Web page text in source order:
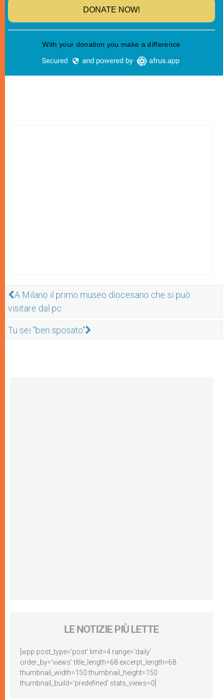
A Milano il primo museo diocesano che si può
visitare dal pc
Tu sei "ben sposato"
LE NOTIZIE PIÙ LETTE
[wpp post_type='post' limit=4 range='daily'
order_by='views' title_length=68 excerpt_length=68
thumbnail_width=150 thumbnail_height=150
thumbnail_build='predefined' stats_views=0]